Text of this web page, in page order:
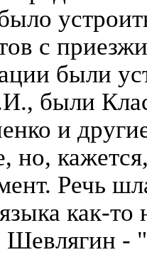
с
были
были
и
но,
Речь
как-то
Шевлягин -